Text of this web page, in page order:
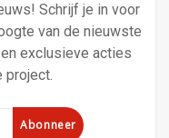
Schrijf je in voor
van de nieuwste
exclusieve acties
project.
Abonneer